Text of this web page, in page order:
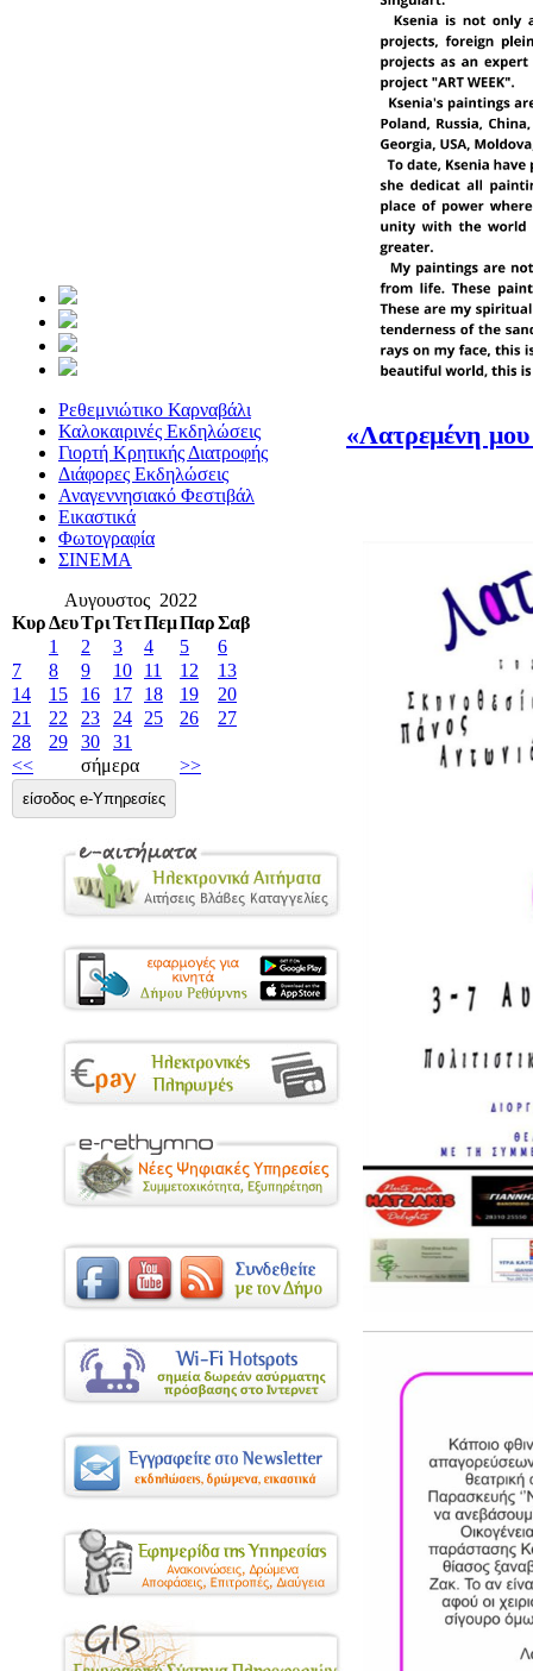
Ρεθεμνιώτικο Καρναβάλι
Καλοκαιρινές Εκδηλώσεις
Γιορτή Κρητικής Διατροφής
Διάφορες Εκδηλώσεις
Αναγεννησιακό Φεστιβάλ
Εικαστικά
Φωτογραφία
ΣΙΝΕΜΑ
Αυγουστος 2022
ΚυρΔευΤριΤετΠεμΠαρΣαβ
1
2 3 4 5
6
7
8 9 10 11 12
13
14
15 16 17 18 19
20
21
22 23 24 25 26
27
28
29 30
31
<<
σήμερα >>
είσοδος e-Υπηρεσίες
«Λατρεμένη